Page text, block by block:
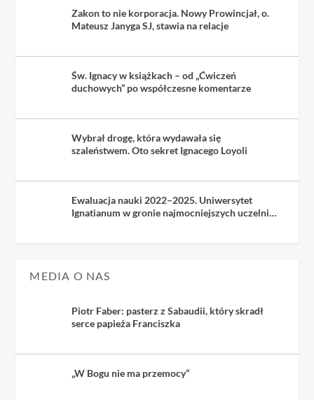
Zakon to nie korporacja. Nowy Prowincjał, o.
Mateusz Janyga SJ, stawia na relacje
Św. Ignacy w książkach – od „Ćwiczeń
duchowych” po współczesne komentarze
Wybrał drogę, która wydawała się
szaleństwem. Oto sekret Ignacego Loyoli
Ewaluacja nauki 2022–2025. Uniwersytet
Ignatianum w gronie najmocniejszych uczelni
MEDIA O NAS
Piotr Faber: pasterz z Sabaudii, który skradł
serce papieża Franciszka
„W Bogu nie ma przemocy”